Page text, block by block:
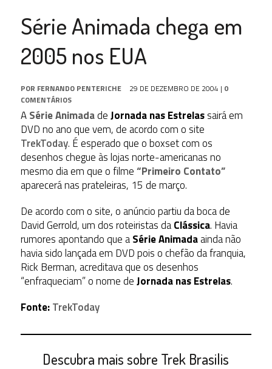
Série Animada chega em
2005 nos EUA
POR FERNANDO PENTERICHE 29 DE DEZEMBRO DE 2004 | 0
COMENTÁRIOS
ASérie AnimadadeJornada nas Estrelassairá em
DVD no ano que vem, de acordo com o site
TrekToday. É esperado que o boxset com os
desenhos chegue às lojas norte-americanas no
mesmo dia em que o filme“Primeiro Contato”
aparecerá nas prateleiras, 15 de março.
De acordo com o site, o anúncio partiu da boca de
David Gerrold, um dos roteiristas daClássica. Havia
rumores apontando que aSérie Animadaainda não
havia sido lançada em DVD pois o chefão da franquia,
Rick Berman, acreditava que os desenhos
“enfraqueciam” o nome deJornada nas Estrelas.
Fonte:TrekToday
Descubra mais sobre Trek Brasilis